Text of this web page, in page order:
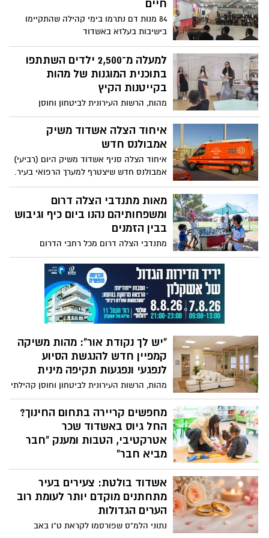
חיים
84 מנות דם נתרמו בימי קהילה שהתקיימו
בישיבות בעלזא באשדוד
למעלה מ־2,500 ילדים השתתפו
בתוכנית המוגנות של מהות
בקייטנות הקיץ
מהות, הרשות העירונית לביטחון וחוסן
קהילתי, מסכמת בהצלחה את פעילותה
במסגרת תוכנית "בית הספר של החופש
ברחבי אשדוד. לאורך חודש יולי הפעילו צוותי
המוגנות של הרשות מערך חינוכי רחב, שנועד
להתמודדות עם כעסים ולחיזוק המיומנויות
החברתיות.
איחוד הצלה אשדוד משיק
אמבולנס חדש
איחוד הצלה סניף אשדוד משיק היום (רביעי)
אמבולנס חדש שיצטרף למערך הרפואי בעיר.
זהו האמבולנס השלישי של איחוד הצלה
שיפעל באשדוד ויחזק משמעותית את מענה
החירום הרפואי לתושבי העיר והסביבה
מאות מתנדבי הצלה דרום
ומשפחותיהם נהנו ביום כיף וגיבוש
בבין הזמנים
מתנדבי הצלה דרום מכל רחבי הדרום
התאספו יחד עם משפחותיהם ביום ראשון
האחרון ליום כיף שאורגן על ידי ארגון הצלה
דרום בשיתוף מגן דוד אדום בישראל
"יש לך נקודת אור": מהות משיקה
קמפיין חדש להנגשת הסיוע
לנפגעי ונפגעות תקיפה מינית
מהות, הרשות העירונית לביטחון וחוסן קהילתי
באשדוד, ממשיכה להרחיב את מערך הסיוע
לתושבי העיר ומשיקה את קמפיין "יש לך
נקודת אור", שמטרתו לחשוף את פעילותו של
מרכז "נקודת אור" לנפגעי ונפגעות תקיפה
מינית ולהנגיש את השירות לכל מי שזקוק לו.
מחפשים קריירה בתחום החינוך?
החל גיוס באשדוד שכר
אטרקטיבי, הטבות ומענק "חבר
מביא חבר"
החברה העירונית לתרבות הפנאי באשדוד
יוצאת בקמפיין גיוס חדש ומזמינה נשים
וגברים המחפשים עבודה עם משמעות
להצטרף לצוותי מעונות היום. לצד תנאי
מענק של 1,000 שקלים לעובדים שימליצו על
אשדוד בולטת: צעירים בעיר
מתחתנים מוקדם יותר לעומת רוב
הערים הגדולות
נתוני הלמ"ס שפורסמו לקראת ט"ו באב